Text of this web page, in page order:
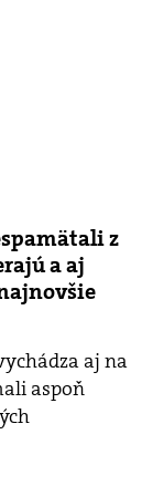
z
a aj
aj na
aspoň